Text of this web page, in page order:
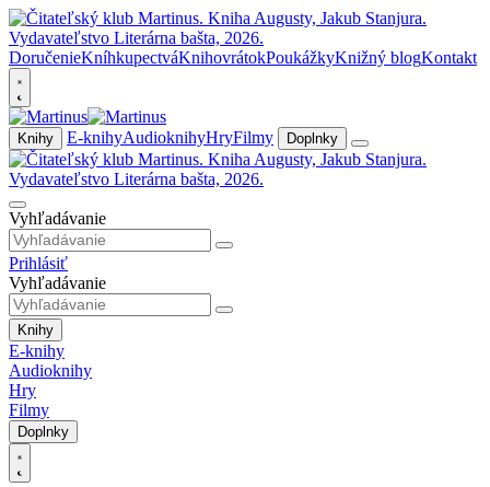
DoručenieKníhkupectváKnihovrátokPoukážkyKnižný blogKontakt
Knihy E-knihyAudioknihyHryFilmy Doplnky
Vyhľadávanie
Prihlásiť
Vyhľadávanie
Knihy
E-knihy
Audioknihy
Hry
Filmy
Doplnky